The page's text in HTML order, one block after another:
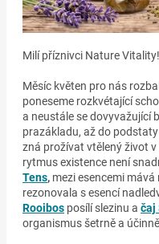
Milí příznivci Nature Vitality!
Měsíc květen pro nás
poneseme rozkvétající
a neustále se dovyvažující
prazákladu, až do
zná prožívat vtělený život
rytmus existence není
Tens, mezi esencemi mává
rezonovala s esencí
Rooibos posílí slezinu a čaj
organismus šetrně a